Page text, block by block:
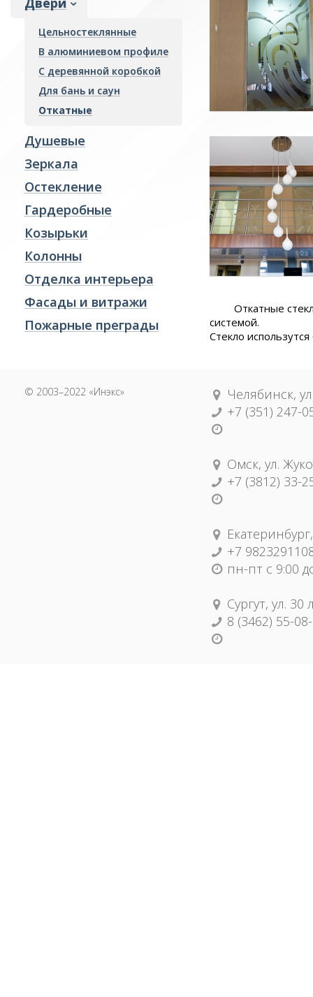
Колонны
Отделка интерьера
Фасады и витражи
Ревизионные люки
Цельностеклянные
В алюминиевом профиле
С деревянной коробкой
Для бань и саун
Откатные
Душевые
Зеркала
Остекление
Гардеробные
Козырьки
Колонны
Отделка интерьера
Фасады и витражи
Пожарные преграды
Откатные
системой.
Стекло
© 2003–2022 «Инэкс»
Челябинск,
+7 (351) 247-
Омск, ул.
+7 (3812) 33-
+7
пн-пт с 9:00
Сургут, ул.
8 (3462) 55-